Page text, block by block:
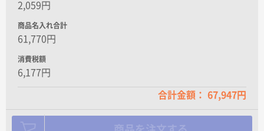
2,059円
商品名入れ合計
61,770円
消費税額
6,177円
合計金額： 67,947円